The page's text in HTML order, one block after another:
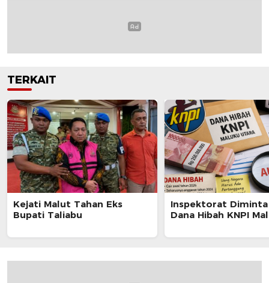
TERKAIT
Kejati Malut Tahan Eks
Bupati Taliabu
Inspektorat
Dana Hibah KNPI